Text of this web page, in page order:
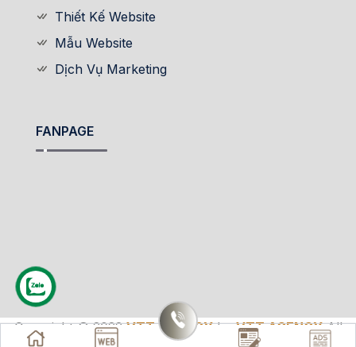
Thiết Kế Website
Mẫu Website
Dịch Vụ Marketing
FANPAGE
Copyright © 2022VTT AGENCYbyVTT AGENCYAll